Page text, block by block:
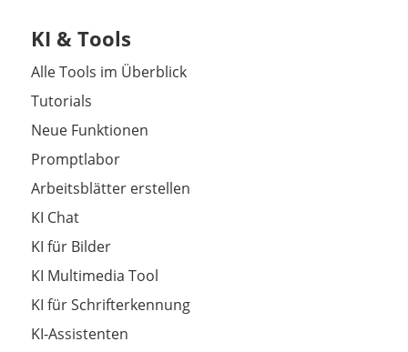
KI & Tools
Alle Tools im Überblick
Tutorials
Neue Funktionen
Promptlabor
Arbeitsblätter erstellen
KI Chat
KI für Bilder
KI Multimedia Tool
KI für Schrifterkennung
KI-Assistenten